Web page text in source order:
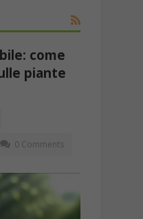
come
piante
0 Comments